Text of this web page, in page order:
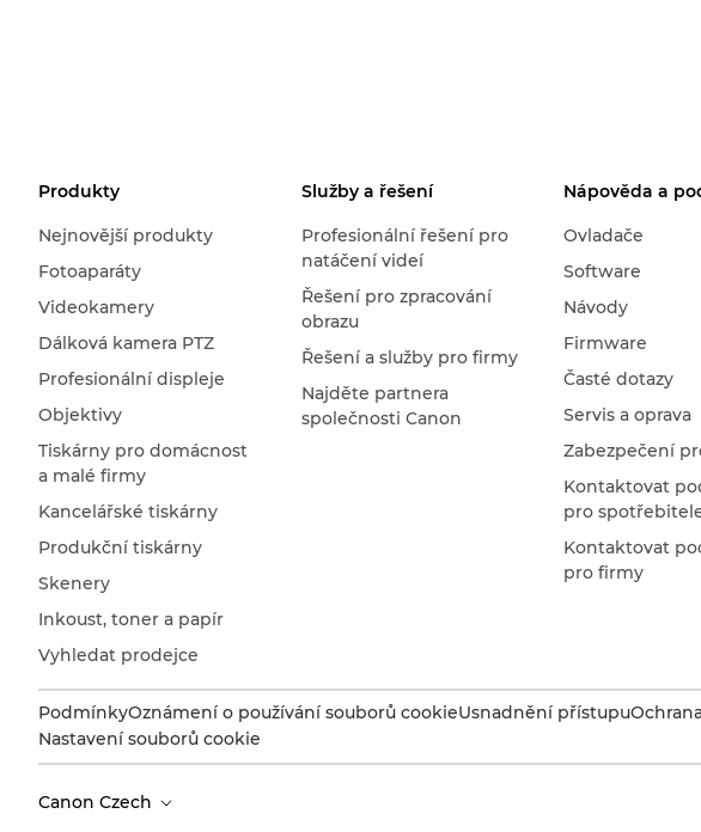
Produkty
Nejnovější produkty
Fotoaparáty
Videokamery
Dálková kamera PTZ
Profesionální displeje
Objektivy
Tiskárny pro domácnost
a malé firmy
Kancelářské tiskárny
Produkční tiskárny
Skenery
Inkoust, toner a papír
Vyhledat prodejce
Služby a řešení
Profesionální řešení pro
natáčení videí
Řešení pro zpracování
obrazu
Řešení a služby pro firmy
Najděte partnera
společnosti Canon
Nápověda a
Ovladače
Software
Návody
Firmware
Časté dotazy
Servis a oprava
Zabezpečení
Kontaktovat
pro
Kontaktovat
pro firmy
PodmínkyOznámení o používání souborů cookieUsnadnění přístupu
Nastavení souborů cookie
Canon Czech